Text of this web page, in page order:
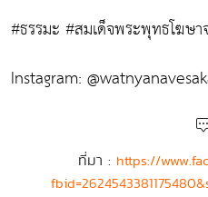
#ธรรมะ #สมเด็จพระพุทธโฆษา
Instagram:
ที่มา : https://